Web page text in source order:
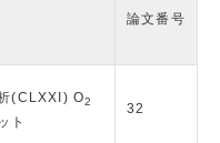
論文番号
(CLXXI) O2
ト
32